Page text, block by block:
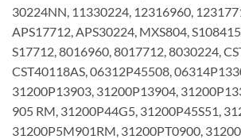
30224NN, 11330224, 12316960,
APS17712, APS30224, MXS804,
S17712, 8016960, 8017712, 8030224,
CST40118AS, 06312P45508,
31200P13903, 31200P13904,
905 RM, 31200P44G5, 31200P45S51,
31200P5M901RM, 31200PT0900,